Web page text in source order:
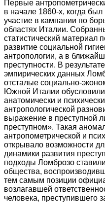
Первые
в начале 1860-х, когда
участие в кампании по
областях Италии.
статистический
развитие социальной
антропологии, а в
преступности. В
эмпирических данных
отсталые социально-
Южной Италии
анатомически и
антропологической
выражение в преступной
преступном». Такая
антропометрической и
открывало возможности
динамики развития
подходы Ломброзо
общества,
тем самым позиции
возлагавшей
человека, преступившего